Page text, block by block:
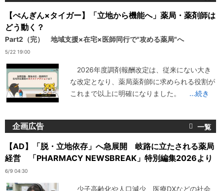
【ぺんぎん×タイガー】「立地から機能へ」薬局・薬剤師は
どう動く？
Part2（完） 地域支援×在宅×医師同行で"攻める薬局"へ
5/22 19:00
2026年度調剤報酬改定は、従来にない大き
な改定となり、薬局薬剤師に求められる役割が
これまで以上に明確になりました。
...続き
企画広告
【AD】「脱・立地依存」へ急展開 岐路に立たされる薬局
経営 「PHARMACY NEWSBREAK」特別編集2026より
6/9 04:30
少子高齢化や人口減少、医療DXなどの社会